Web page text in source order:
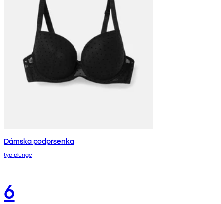
Dámska podprsenka
typ plunge
6